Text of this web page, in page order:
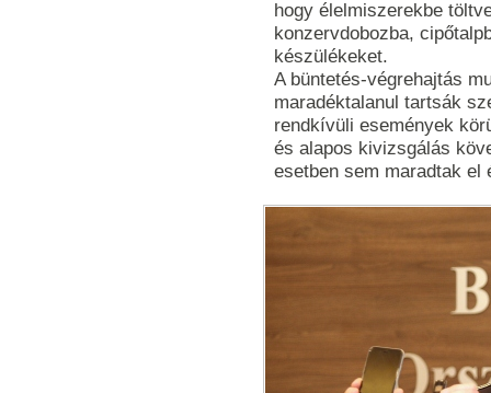
hogy élelmiszerekbe
konzervdobozba,
készülékeket.
A büntetés-végrehajtás
maradéktalanul tartsák
rendkívüli események
és alapos kivizsgálás
esetben sem maradtak el